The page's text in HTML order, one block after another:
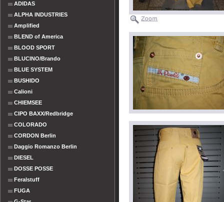
ADIDAS
ALPHA INDUSTRIES
Amplified
BLEND of America
BLOOD SPORT
BLUCINO/Brando
BLUE SYSTEM
BUSHIDO
Calioni
CHIEMSEE
CIPO BAXX/Redbridge
COLORADO
CORDON Berlin
Daggio Romanzo Berlin
DIESEL
DOSSE POSSE
Feralstuff
FUGA